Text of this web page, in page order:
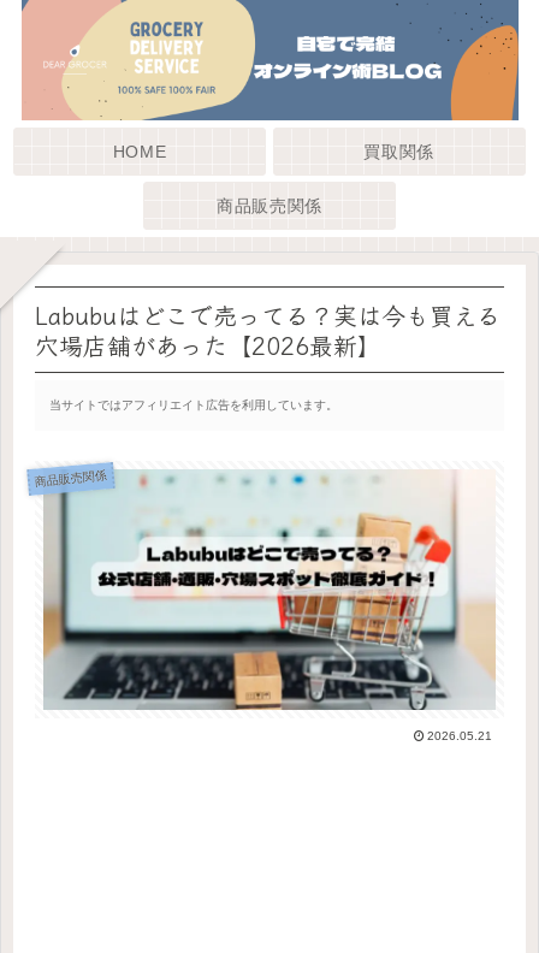
HOME 買取関係
商品販売関係
Labubuはどこで売ってる？実は今も買える
穴場店舗があった【2026最新】
当サイトではアフィリエイト広告を利用しています。
商品販売関係
2026.05.21